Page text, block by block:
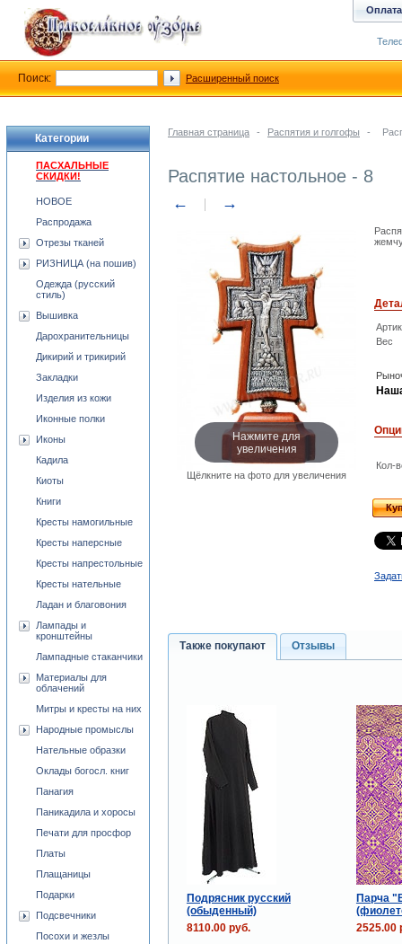
Главная страница - Распятия и голгофы -
Распятие настольное - 8
← →
Нажмите для
увеличения
Щёлкните на фото для увеличения
Вес
Кол-
Также покупают Отзывы
Подрясник русский
(обыденный)
Парча
8110.00 руб.
2525.00
Категории
ПАСХАЛЬНЫЕ
СКИДКИ!
НОВОЕ
Распродажа
Отрезы тканей
РИЗНИЦА (на пошив)
Одежда (русский
стиль)
Вышивка
Дарохранительницы
Дикирий и трикирий
Закладки
Изделия из кожи
Иконные полки
Иконы
Кадила
Киоты
Книги
Кресты намогильные
Кресты наперсные
Кресты напрестольные
Кресты нательные
Ладан и благовония
Лампады и
кронштейны
Лампадные стаканчики
Материалы для
облачений
Митры и кресты на них
Народные промыслы
Нательные образки
Оклады богосл. книг
Панагия
Паникадила и хоросы
Печати для просфор
Платы
Плащаницы
Подарки
Подсвечники
Посохи и жезлы
Оплата
Поиск: Расширенный поиск